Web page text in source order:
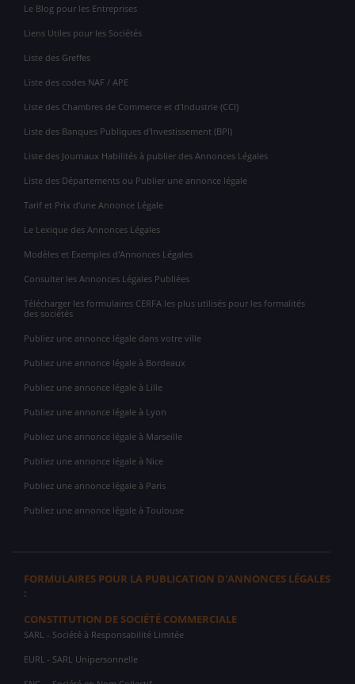
Le Blog pour les Entreprises
Liens Utiles pour les Sociétés
Liste des Greffes
Liste des codes NAF / APE
Liste des Chambres de Commerce et d'Industrie (CCI)
Liste des Banques Publiques d'Investissement (BPI)
Liste des Journaux Habilités à publier des Annonces Légales
Liste des Départements ou Publier une annonce légale
Tarif et Prix d'une Annonce Légale
Le Lexique des Annonces Légales
Modèles et Exemples d'Annonces Légales
Consulter les Annonces Légales Publiées
Télécharger les formulaires CERFA les plus utilisés pour les formalités
des sociétés
Publiez une annonce légale dans votre ville
Publiez une annonce légale à Bordeaux
Publiez une annonce légale à Lille
Publiez une annonce légale à Lyon
Publiez une annonce légale à Marseille
Publiez une annonce légale à Nice
Publiez une annonce légale à Paris
Publiez une annonce légale à Toulouse
FORMULAIRES POUR LA PUBLICATION D'ANNONCES LÉGALES
:
CONSTITUTION DE SOCIÉTÉ COMMERCIALE
SARL - Société à Responsabilité Limitée
EURL - SARL Unipersonnelle